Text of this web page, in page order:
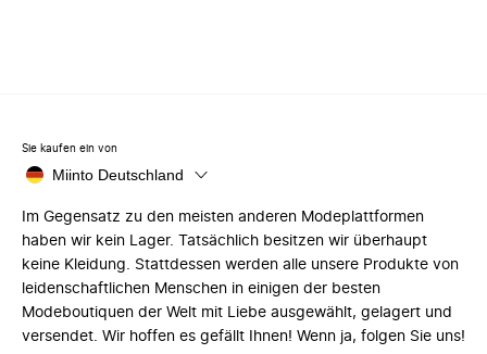
Sie kaufen ein von
Miinto Deutschland
Im Gegensatz zu den meisten anderen Modeplattformen
haben wir kein Lager. Tatsächlich besitzen wir überhaupt
keine Kleidung. Stattdessen werden alle unsere Produkte von
leidenschaftlichen Menschen in einigen der besten
Modeboutiquen der Welt mit Liebe ausgewählt, gelagert und
versendet. Wir hoffen es gefällt Ihnen! Wenn ja, folgen Sie uns!